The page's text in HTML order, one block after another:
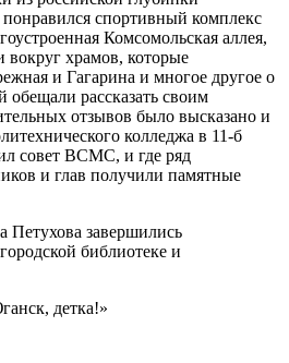
спортивный комплекс
Комсомольская аллея,
вокруг храмов, которые
и Гагарина и многое другое о
рассказать своим
отзывов было высказано и
колледжа в 11-б
совет ВСМС, и где ряд
и глав получили памятные
Петухова завершились
библиотеке и
детка!»